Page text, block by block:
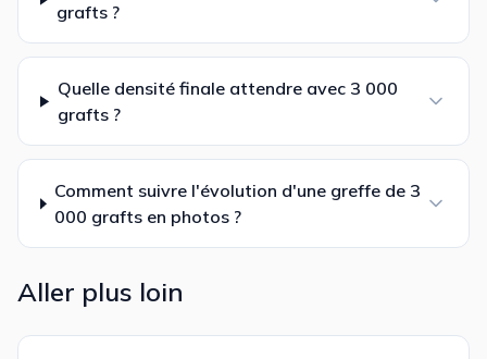
grafts ?
Quelle densité finale attendre avec 3 000
grafts ?
Comment suivre l'évolution d'une greffe de 3
000 grafts en photos ?
Aller plus loin